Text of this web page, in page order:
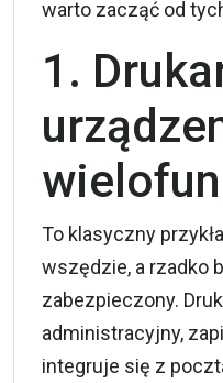
warto zacząć od
1.
To klasyczny
wszędzie, a rzadko
zabezpieczony.
administracyjny,
integruje się z